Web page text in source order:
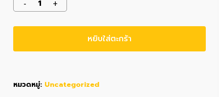
หยิบใส่ตะกร้า
หมวดหมู่: Uncategorized